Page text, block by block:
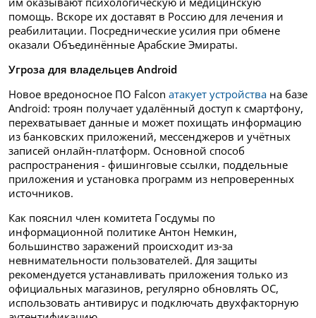
помощь. Вскоре их доставят в Россию для лечения и
реабилитации. Посреднические усилия при обмене
оказали Объединённые Арабские Эмираты.
Угроза для владельцев Android
Новое вредоносное ПО Falcon атакует устройства на базе
Android: троян получает удалённый доступ к смартфону,
перехватывает данные и может похищать информацию
из банковских приложений, мессенджеров и учётных
записей онлайн‑платформ. Основной способ
распространения - фишинговые ссылки, поддельные
приложения и установка программ из непроверенных
источников.
Как пояснил член комитета Госдумы по
информационной политике Антон Немкин,
большинство заражений происходит из‑за
невнимательности пользователей. Для защиты
рекомендуется устанавливать приложения только из
официальных магазинов, регулярно обновлять ОС,
использовать антивирус и подключать двухфакторную